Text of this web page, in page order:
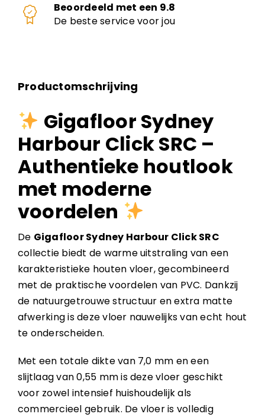
Beoordeeld met een 9.8
De beste service voor jou
Productomschrijving
Gigafloor Sydney
Harbour Click SRC –
Authentieke houtlook
met moderne
voordelen
De Gigafloor Sydney Harbour Click SRC
collectie biedt de warme uitstraling van een
karakteristieke houten vloer, gecombineerd
met de praktische voordelen van PVC. Dankzij
de natuurgetrouwe structuur en extra matte
afwerking is deze vloer nauwelijks van echt hout
te onderscheiden.
Met een totale dikte van 7,0 mm en een
slijtlaag van 0,55 mm is deze vloer geschikt
voor zowel intensief huishoudelijk als
commercieel gebruik. De vloer is volledig